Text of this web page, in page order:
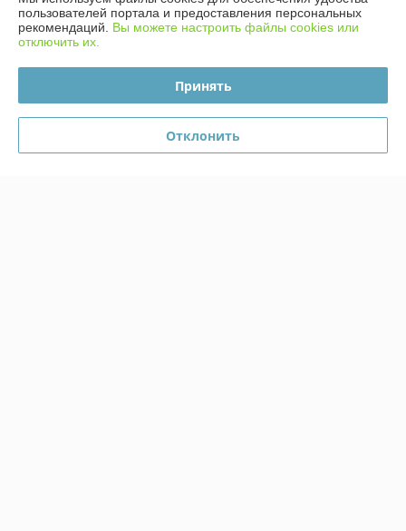
27.07.2026
иван
Сделка подтверждена через корзину
08.07.2026
Тимур
пользователей портала и предоставления персональных
рекомендаций. Вы можете настроить файлы cookies или
отключить их.
Принять
Отклонить